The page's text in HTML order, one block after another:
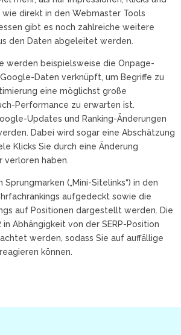
wie direkt in den Webmaster Tools
gibt es noch zahlreiche weitere
den Daten abgeleitet werden.
werden beispielsweise die Onpage-
Daten verknüpft, um Begriffe zu
eine möglichst große
Performance zu erwarten ist.
Updates und Ranking-Änderungen
Dabei wird sogar eine Abschätzung
Klicks Sie durch eine Änderung
verloren haben.
(„Mini-Sitelinks“) in den
aufgedeckt sowie die
auf Positionen dargestellt werden. Die
in Abhängigkeit von der SERP-Position
werden, sodass Sie auf auffällige
können.